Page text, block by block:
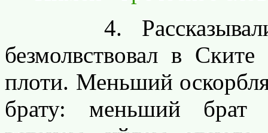
4. Рассказывали
безмолвствовал в
плоти. Меньший
брату: меньший брат